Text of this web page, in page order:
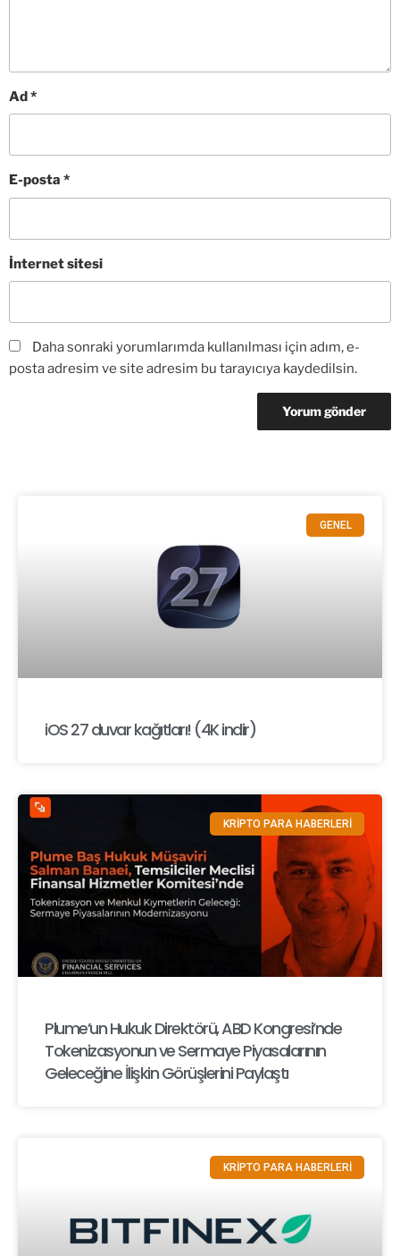
Ad*
E-posta *
İnternet sitesi
Daha sonraki yorumlarımda kullanılması için adım, e-
posta adresim ve site adresim bu tarayıcıya kaydedilsin.
GENEL
iOS 27 duvar kağıtları! (4K indir)
KRİPTO PARA HABERLERİ
Plume’un Hukuk Direktörü, ABD Kongresi’nde
Tokenizasyonun ve Sermaye Piyasalarının
Geleceğine İlişkin Görüşlerini Paylaştı
KRİPTO PARA HABERLERİ